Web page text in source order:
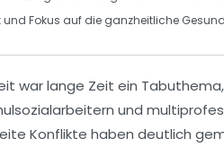
und Fokus auf die ganzheitliche
war lange Zeit ein
und
Konflikte haben deutlich